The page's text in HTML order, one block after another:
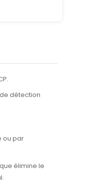
détection
ou par
élimine le